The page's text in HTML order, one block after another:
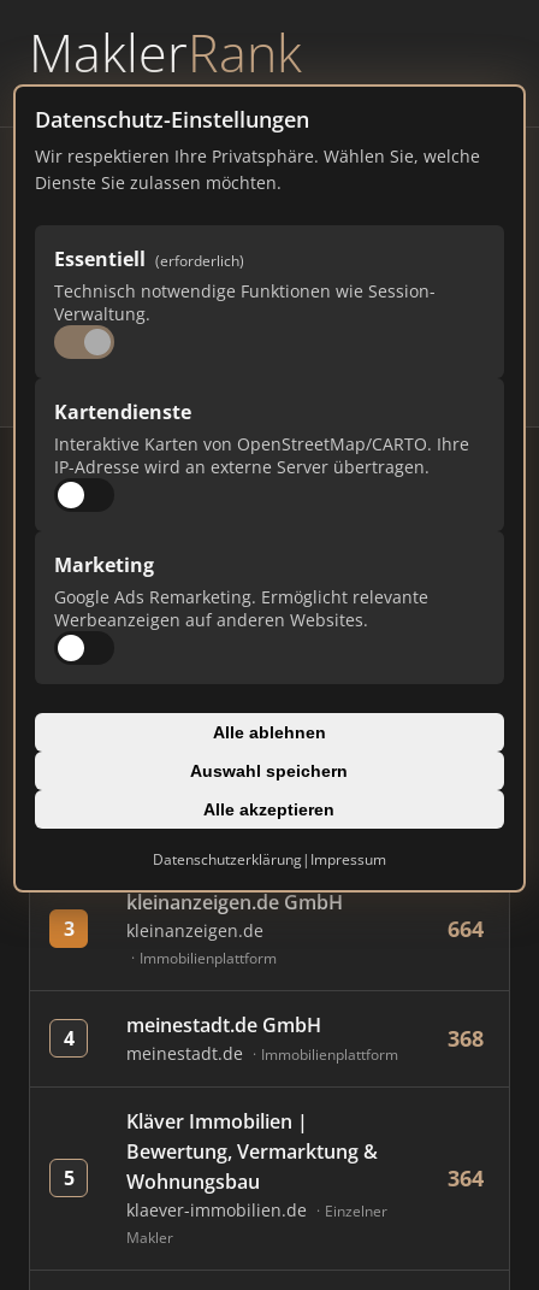
MaklerRank
powered byWAVEPOINT
Datenschutz-Einstellungen
Wir respektieren Ihre Privatsphäre. Wählen Sie, welche
Dienste Sie zulassen möchten.
Essentiell (erforderlich)
Technisch notwendige Funktionen wie Session-
Verwaltung.
Kartendienste
Interaktive Karten von OpenStreetMap/CARTO. Ihre
IP-Adresse wird an externe Server übertragen.
Marketing
Google Ads Remarketing. Ermöglicht relevante
Werbeanzeigen auf anderen Websites.
Alle ablehnen
Auswahl speichern
Alle akzeptieren
Datenschutzerklärung| Impressum
Immobilienmakler Steinfurt
– Ranking Juli 2026
NORDRHEIN-WESTFALEN33.123 EINWOHNER
96 446
# MAKLER / FIRMA
1 immobilienscout24.de
Immobilienplattform
799
AVIV Germany GmbH
immowelt.de Immobilienplattform
3
kleinanzeigen.de GmbH
kleinanzeigen.de
Immobilienplattform
664
4 meinestadt.de GmbH
meinestadt.de Immobilienplattform
368
5
Kläver Immobilien |
Bewertung, Vermarktung &
Wohnungsbau
klaever-immobilien.de
Einzelner
Makler
364